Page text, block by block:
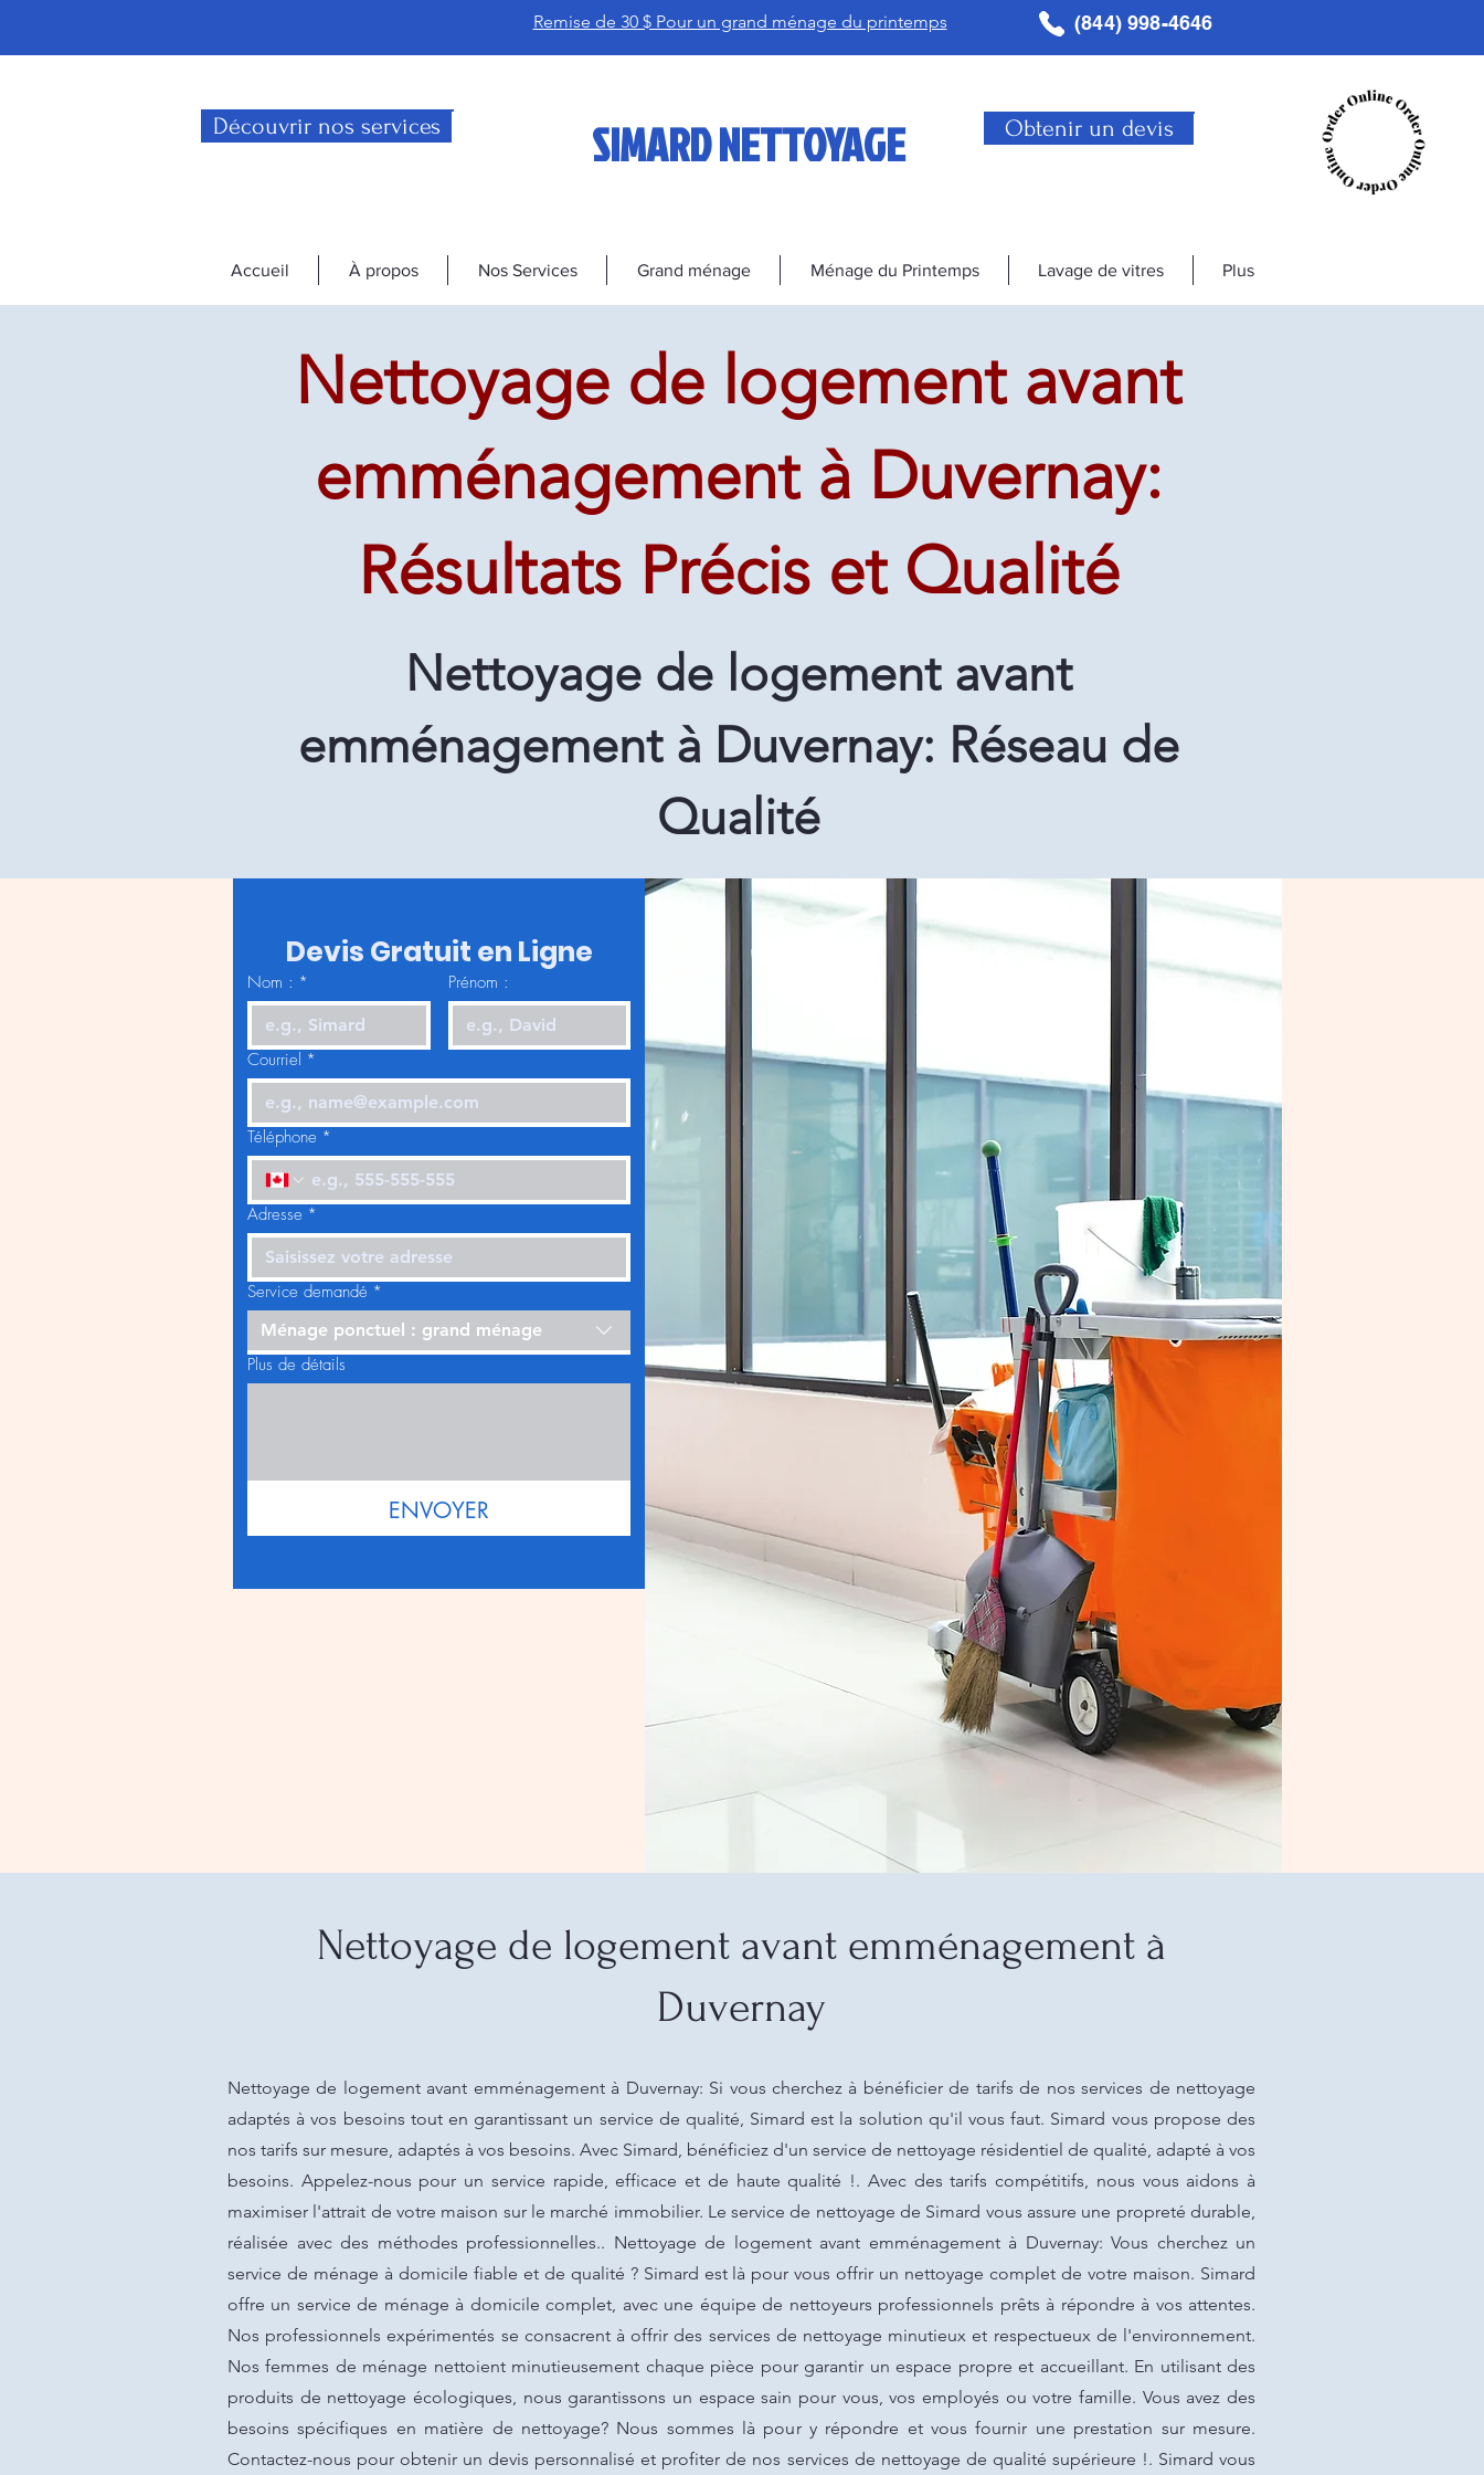
Remise de 30 $ Pour un grand ménage du printemps (844) 998-4646
Découvrir nos services SIMARD NETTOYAGE Obtenir un devis
Accueil À propos Nos Services Grand ménage Ménage du Printemps Lavage de vitres Plus
Nettoyage de logement avant
emménagement à Duvernay:
Résultats Précis et Qualité
Nettoyage de logement avant
emménagement à Duvernay: Réseau de
Qualité
Devis Gratuit en Ligne
Nom : * Prénom :
Courriel *
Téléphone *
Adresse *
Service demandé *
Ménage ponctuel : grand ménage
Plus de détails
ENVOYER
Nettoyage de logement avant emménagement à
Duvernay
Nettoyage de logement avant emménagement à Duvernay: Si vous cherchez à bénéficier de tarifs de nos services de nettoyage
adaptés à vos besoins tout en garantissant un service de qualité, Simard est la solution qu'il vous faut. Simard vous propose des
nos tarifs sur mesure, adaptés à vos besoins. Avec Simard, bénéficiez d'un service de nettoyage résidentiel de qualité, adapté à vos
besoins. Appelez-nous pour un service rapide, efficace et de haute qualité !. Avec des tarifs compétitifs, nous vous aidons à
maximiser l'attrait de votre maison sur le marché immobilier. Le service de nettoyage de Simard vous assure une propreté durable,
réalisée avec des méthodes professionnelles.. Nettoyage de logement avant emménagement à Duvernay: Vous cherchez un
service de ménage à domicile fiable et de qualité ? Simard est là pour vous offrir un nettoyage complet de votre maison. Simard
offre un service de ménage à domicile complet, avec une équipe de nettoyeurs professionnels prêts à répondre à vos attentes.
Nos professionnels expérimentés se consacrent à offrir des services de nettoyage minutieux et respectueux de l'environnement.
Nos femmes de ménage nettoient minutieusement chaque pièce pour garantir un espace propre et accueillant. En utilisant des
produits de nettoyage écologiques, nous garantissons un espace sain pour vous, vos employés ou votre famille. Vous avez des
besoins spécifiques en matière de nettoyage? Nous sommes là pour y répondre et vous fournir une prestation sur mesure.
Contactez-nous pour obtenir un devis personnalisé et profiter de nos services de nettoyage de qualité supérieure !. Simard vous